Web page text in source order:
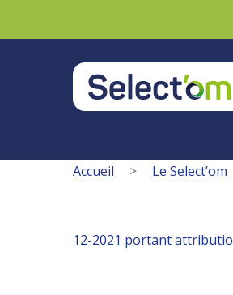
Accueil > Le Select’om
12-2021 portant